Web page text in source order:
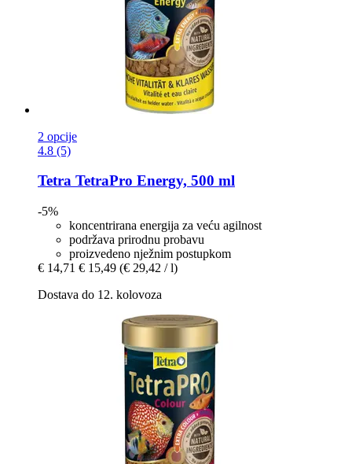
2 opcije
4.8 (5)
Tetra TetraPro Energy, 500 ml
-5%
koncentrirana energija za veću agilnost
podržava prirodnu probavu
proizvedeno nježnim postupkom
€ 14,71 € 15,49 (€ 29,42 / l)
Dostava do 12. kolovoza